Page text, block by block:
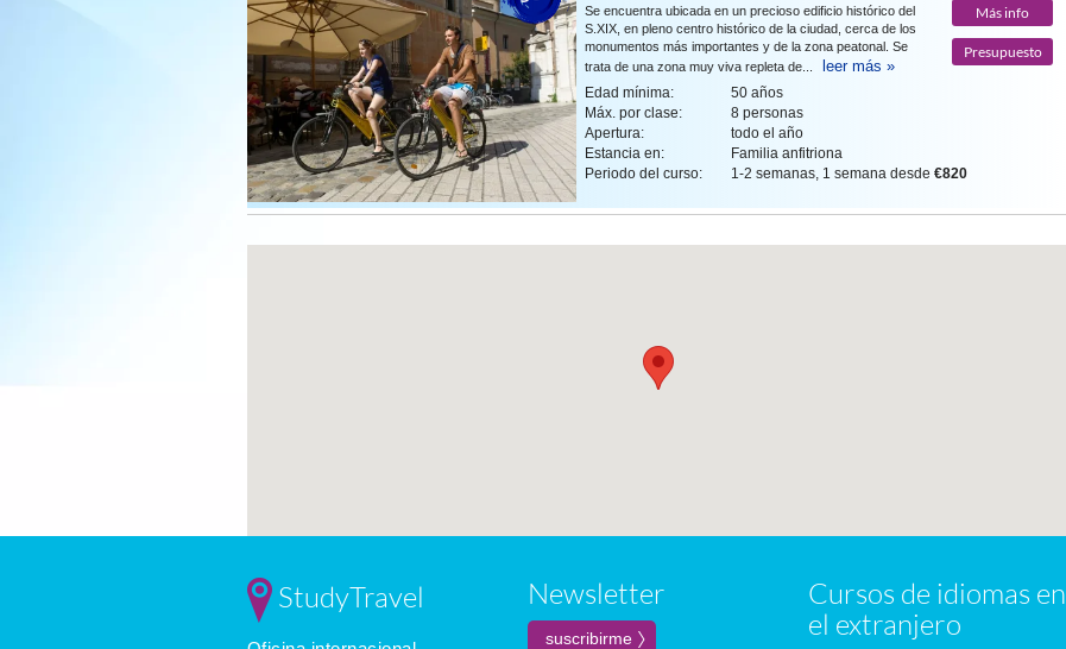
Más info
Presupuesto
Se encuentra ubicada en un precioso edificio histórico del
S.XIX, en pleno centro histórico de la ciudad, cerca de los
monumentos más importantes y de la zona peatonal. Se
trata de una zona muy viva repleta de...
leer más »
Edad mínima:
50 años
Máx. por clase:
8 personas
Apertura:
todo el año
Estancia en:
Familia anfitriona
Periodo del curso:
1-2 semanas, 1 semana desde €820
StudyTravel Newsletter
Cursos de idiomas en
el extranjero